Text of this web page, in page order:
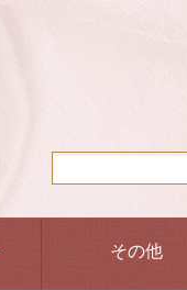
その他